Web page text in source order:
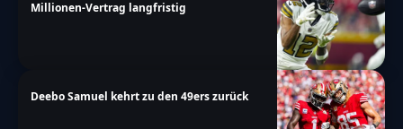
Millionen-Vertrag langfristig
Deebo Samuel kehrt zu den 49ers zurück